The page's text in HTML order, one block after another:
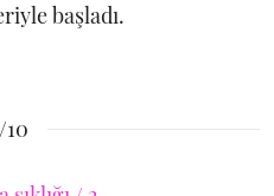
başladı.
10